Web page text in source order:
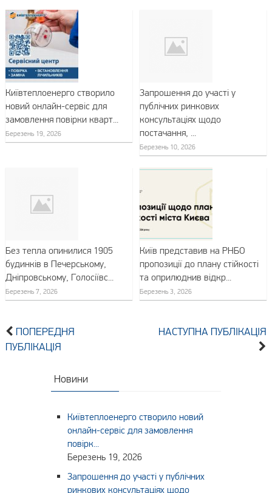
Київтеплоенерго створило
новий онлайн-сервіс для
замовлення повірки кварт...
Березень 19, 2026
Запрошення до участі у
публічних ринкових
консультаціях щодо
постачання, ...
Березень 10, 2026
Без тепла опинилися 1905
будинків в Печерському,
Дніпровському, Голосіївс...
Березень 7, 2026
Київ представив на РНБО
пропозиції до плану стійкості
та оприлюднив відкр...
Березень 3, 2026
ПОПЕРЕДНЯ
ПУБЛІКАЦІЯ
НАСТУПНА ПУБЛІКАЦІЯ
Новини
Київтеплоенерго створило новий
онлайн-сервіс для замовлення
повірк...
Березень 19, 2026
Запрошення до участі у публічних
ринкових консультаціях щодо